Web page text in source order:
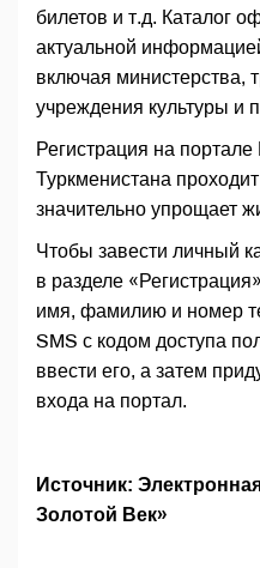
билетов и т.д. Каталог
актуальной
включая министерства,
учреждения культуры и
Регистрация на портале
Туркменистана
значительно упрощает
Чтобы завести личный
в разделе
имя, фамилию и номер
SMS с кодом доступа
ввести его, а затем
входа на портал.
Источник:
Золотой Век»